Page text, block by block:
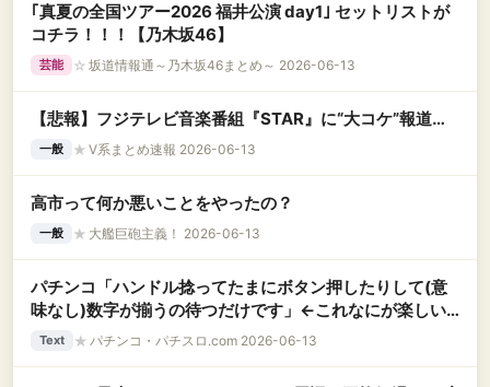
｢真夏の全国ツアー2026 福井公演 day1｣ セットリストが
コチラ！！！【乃木坂46】
芸能 ☆ 坂道情報通～乃木坂46まとめ～ 2026-06-13
【悲報】フジテレビ音楽番組『STAR』に“大コケ”報道…
一般 ★ V系まとめ速報 2026-06-13
高市って何か悪いことをやったの？
一般 ★ 大艦巨砲主義！ 2026-06-13
パチンコ「ハンドル捻ってたまにボタン押したりして(意
味なし)数字が揃うの待つだけです」←これなにが楽しい
の？
Text ★ パチンコ・パチスロ.com 2026-06-13